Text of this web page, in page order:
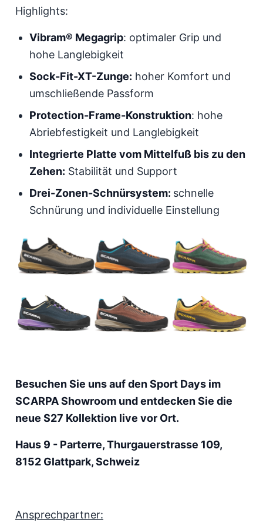
Highlights:
Vibram® Megagrip: optimaler Grip und
hohe Langlebigkeit
Sock-Fit-XT-Zunge: hoher Komfort und
umschließende Passform
Protection-Frame-Konstruktion: hohe
Abriebfestigkeit und Langlebigkeit
Integrierte Platte vom Mittelfuß bis zu den
Zehen: Stabilität und Support
Drei-Zonen-Schnürsystem: schnelle
Schnürung und individuelle Einstellung
Besuchen Sie uns auf den Sport Days im
SCARPA Showroom und entdecken Sie die
neue S27 Kollektion live vor Ort.
Haus 9 - Parterre, Thurgauerstrasse 109,
8152 Glattpark, Schweiz
Ansprechpartner: